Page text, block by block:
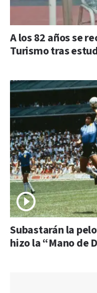
A los 82 años se
Turismo tras
Subastarán la
hizo la “Mano de